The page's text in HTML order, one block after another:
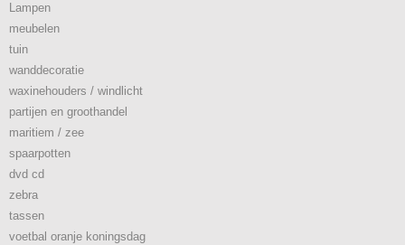
Lampen
meubelen
tuin
wanddecoratie
waxinehouders / windlicht
partijen en groothandel
maritiem / zee
spaarpotten
dvd cd
zebra
tassen
voetbal oranje koningsdag